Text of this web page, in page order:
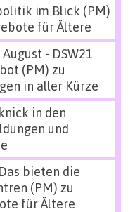
im Blick (PM)
für Ältere
- DSW21
(PM) zu
in aller Kürze
in den
und
bieten die
(PM) zu
für Ältere